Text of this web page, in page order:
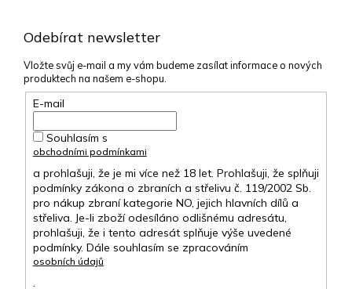
Odebírat newsletter
Vložte svůj e-mail a my vám budeme zasílat informace o nových
produktech na našem e-shopu.
E-mail
Souhlasím s
obchodními podmínkami
a prohlašuji, že je mi více než 18 let. Prohlašuji, že splňuji
podmínky zákona o zbraních a střelivu č. 119/2002 Sb.
pro nákup zbraní kategorie NO, jejich hlavních dílů a
střeliva. Je-li zboží odesíláno odlišnému adresátu,
prohlašuji, že i tento adresát splňuje výše uvedené
podmínky. Dále souhlasím se zpracováním
osobních údajů
.